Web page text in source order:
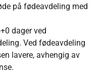
på fødeavdeling med
dager ved
Ved fødeavdeling
lavere, avhengig av